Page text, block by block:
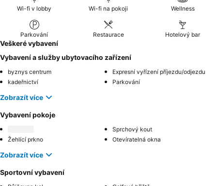
Wi-fi v lobby Wi-fi na pokoji Wellness
Parkování Restaurace Hotelový bar
Veškeré vybavení
Vybavení a služby ubytovacího zařízení
byznys centrum
Expresní vyřízení příjezdu/odjezdu
kadeřnictví
Parkování
Zobrazít více
Vybavení pokoje
Sprchový kout
Žehlící prkno
Otevíratelná okna
Zobrazít více
Sportovní vybavení